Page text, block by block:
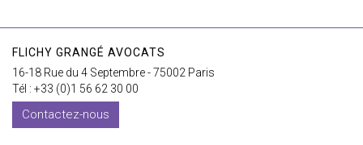
FLICHY GRANGÉ AVOCATS
16-18 Rue du 4 Septembre - 75002 Paris
Tél : +33 (0)1 56 62 30 00
Contactez-nous